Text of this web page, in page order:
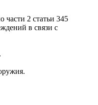
части 2 статьи 345
в связи с